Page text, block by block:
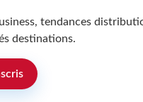
tendances
destinations.